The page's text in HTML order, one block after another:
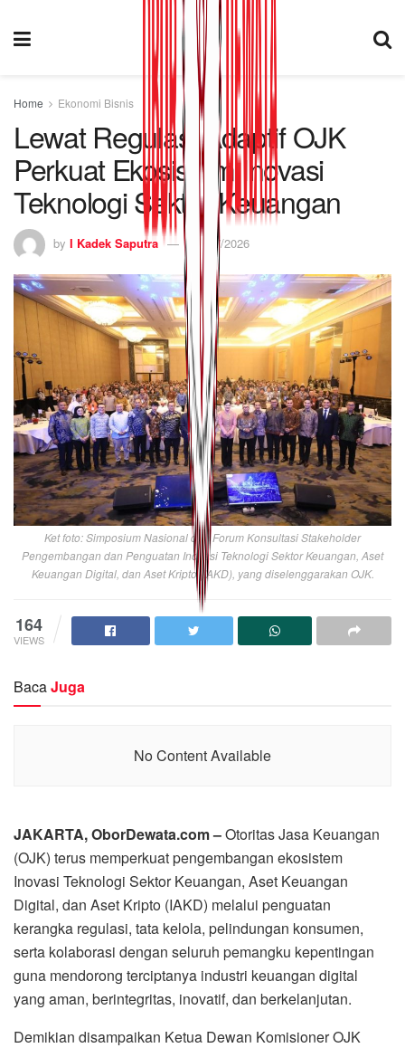
Home Ekonomi Bisnis
Lewat Regulasi Adaptif OJK
Perkuat Ekosistem Inovasi
Teknologi Sektor Keuangan
by I Kadek Saputra 03/07/2026
Ket foto: Simposium Nasional dan Forum Konsultasi Stakeholder
Pengembangan dan Penguatan Inovasi Teknologi Sektor Keuangan, Aset
Keuangan Digital, dan Aset Kripto (IAKD), yang diselenggarakan OJK.
164
VIEWS
BacaJuga
No Content Available
JAKARTA, OborDewata.com –Otoritas Jasa Keuangan
(OJK) terus memperkuat pengembangan ekosistem
Inovasi Teknologi Sektor Keuangan, Aset Keuangan
Digital, dan Aset Kripto (IAKD) melalui penguatan
kerangka regulasi, tata kelola, pelindungan konsumen,
serta kolaborasi dengan seluruh pemangku kepentingan
guna mendorong terciptanya industri keuangan digital
yang aman, berintegritas, inovatif, dan berkelanjutan.
Demikian disampaikan Ketua Dewan Komisioner OJK